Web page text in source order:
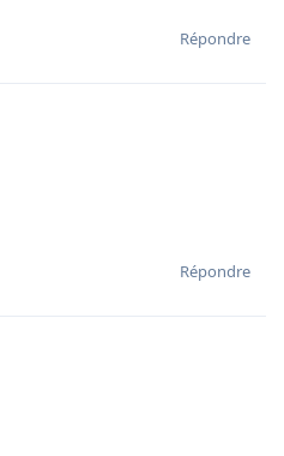
Répondre
Répondre